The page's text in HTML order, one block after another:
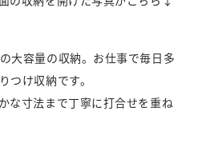
大容量の収納。お仕事で毎日多
つけ収納です。
な寸法まで丁寧に打合せを重ね